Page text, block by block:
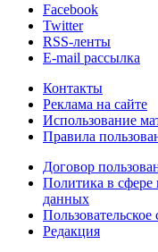
Facebook
Twitter
RSS-ленты
E-mail рассылка
Контакты
Реклама на сайте
Использование
Правила
Договор
Политика в сфере
данных
Пользовательское
Редакция